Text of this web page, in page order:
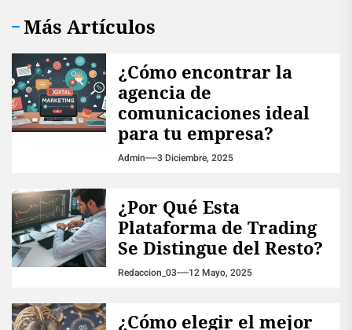
Más Artículos
¿Cómo encontrar la
agencia de
comunicaciones ideal
para tu empresa?
Admin 3 Diciembre, 2025
¿Por Qué Esta
Plataforma de Trading
Se Distingue del Resto?
Redaccion_03 12 Mayo, 2025
¿Cómo elegir el mejor